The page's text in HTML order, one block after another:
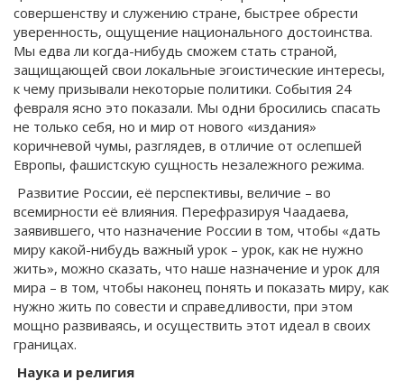
совершенству и служению стране, быстрее обрести
уверенность, ощущение национального достоинства.
Мы едва ли когда-нибудь сможем стать страной,
защищающей свои локальные эгоистические интересы,
к чему призывали некоторые политики. События 24
февраля ясно это показали. Мы одни бросились спасать
не только себя, но и мир от нового «издания»
коричневой чумы, разглядев, в отличие от ослепшей
Европы, фашистскую сущность незалежного режима.
Развитие России, её перспективы, величие – во
всемирности её влияния. Перефразируя Чаадаева,
заявившего, что назначение России в том, чтобы «дать
миру какой-нибудь важный урок – урок, как не нужно
жить», можно сказать, что наше назначение и урок для
мира – в том, чтобы наконец понять и показать миру, как
нужно жить по совести и справедливости, при этом
мощно развиваясь, и осуществить этот идеал в своих
границах.
Наука и религия